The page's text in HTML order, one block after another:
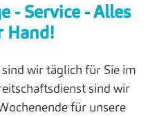
- Service - Alles
Hand!
wir täglich für Sie im
sind wir
für unsere